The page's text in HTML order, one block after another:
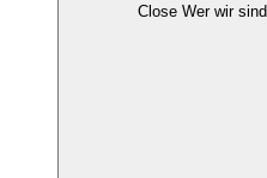
Close Wer wir sind